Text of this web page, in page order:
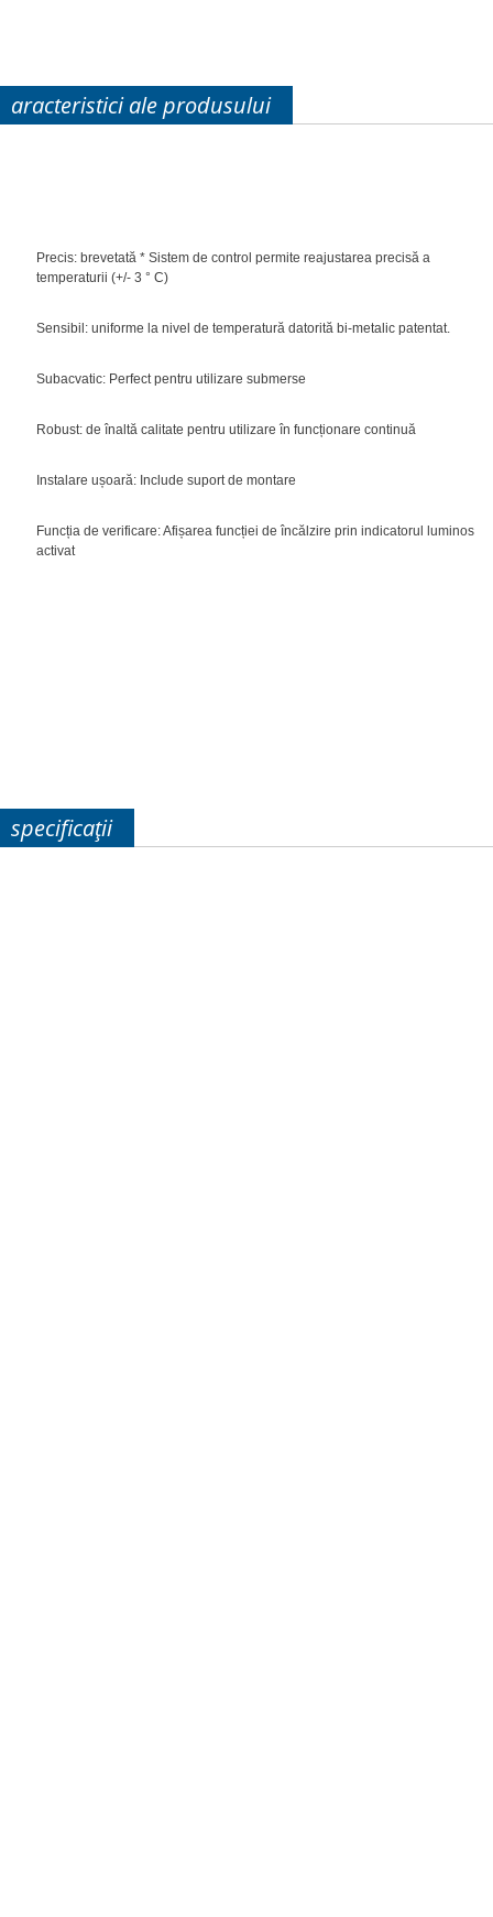
aracteristici ale produsului
Precis: brevetată * Sistem de control permite reajustarea precisă a
temperaturii (+/- 3 ° C)
Sensibil: uniforme la nivel de temperatură datorită bi-metalic patentat.
Subacvatic: Perfect pentru utilizare submerse
Robust: de înaltă calitate pentru utilizare în funcționare continuă
Instalare ușoară: Include suport de montare
Funcția de verificare: Afișarea funcției de încălzire prin indicatorul luminos
activat
specificații